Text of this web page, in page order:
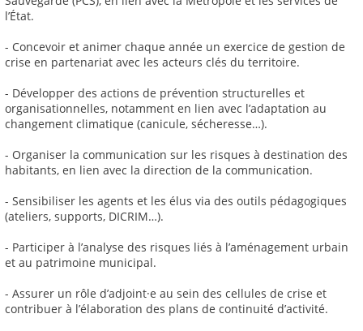
l’État.
- Concevoir et animer chaque année un exercice de gestion de
crise en partenariat avec les acteurs clés du territoire.
- Développer des actions de prévention structurelles et
organisationnelles, notamment en lien avec l’adaptation au
changement climatique (canicule, sécheresse…).
- Organiser la communication sur les risques à destination des
habitants, en lien avec la direction de la communication.
- Sensibiliser les agents et les élus via des outils pédagogiques
(ateliers, supports, DICRIM…).
- Participer à l’analyse des risques liés à l’aménagement urbain
et au patrimoine municipal.
- Assurer un rôle d’adjoint·e au sein des cellules de crise et
contribuer à l’élaboration des plans de continuité d’activité.